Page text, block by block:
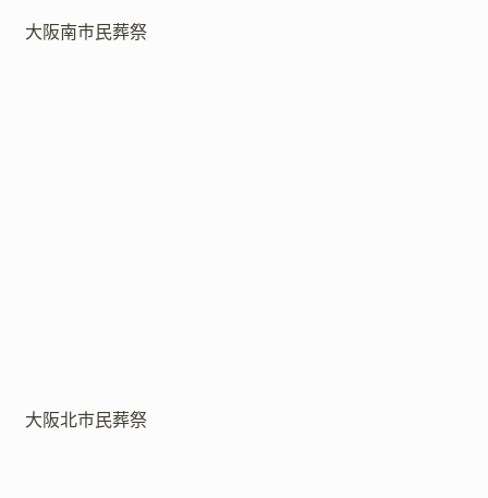
大阪南市民葬祭
大阪北市民葬祭